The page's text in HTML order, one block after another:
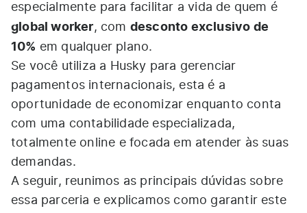
especialmente para facilitar a vida de quem é
global worker, com desconto exclusivo de
10% em qualquer plano.
Se você utiliza a Husky para gerenciar
pagamentos internacionais, esta é a
oportunidade de economizar enquanto conta
com uma contabilidade especializada,
totalmente online e focada em atender às suas
demandas.
A seguir, reunimos as principais dúvidas sobre
essa parceria e explicamos como garantir este